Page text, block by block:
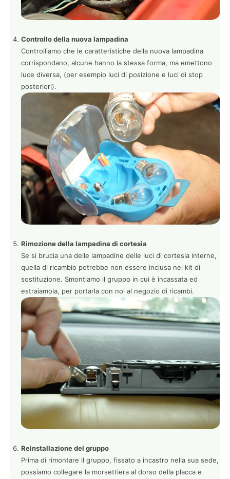
Controllo della nuova lampadina
Controlliamo che le caratteristiche della nuova lampadina
corrispondano, alcune hanno la stessa forma, ma emettono
luce diversa, (per esempio luci di posizione e luci di stop
posteriori).
Rimozione della lampadina di cortesia
Se si brucia una delle lampadine delle luci di cortesia interne,
quella di ricambio potrebbe non essere inclusa nel kit di
sostituzione. Smontiamo il gruppo in cui è incassata ed
estraiamola, per portarla con noi al negozio di ricambi.
Reinstallazione del gruppo
Prima di rimontare il gruppo, fissato a incastro nella sua sede,
possiamo collegare la morsettiera al dorso della placca e